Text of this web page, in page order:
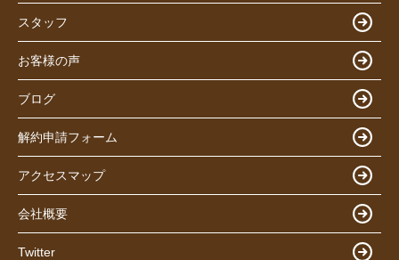
スタッフ
お客様の声
ブログ
解約申請フォーム
アクセスマップ
会社概要
Twitter